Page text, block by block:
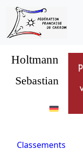
Holtmann
Sebastian
Classements